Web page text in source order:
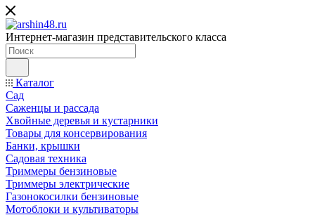
Интернет-магазин представительского класса
Каталог
Сад
Саженцы и рассада
Хвойные деревья и кустарники
Товары для консервирования
Банки, крышки
Садовая техника
Триммеры бензиновые
Триммеры электрические
Газонокосилки бензиновые
Мотоблоки и культиваторы